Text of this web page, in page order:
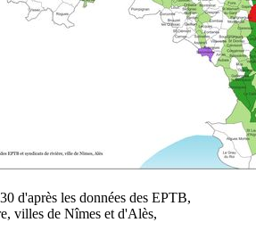
d'après les données des EPTB,
villes de Nîmes et d'Alès,